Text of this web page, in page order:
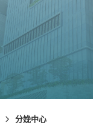
分娩中心